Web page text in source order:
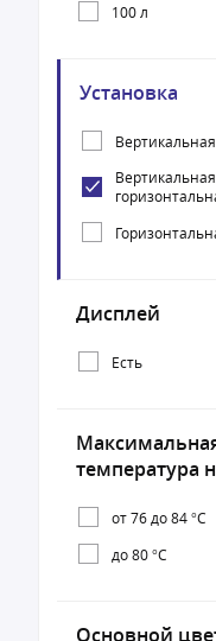
100 л
Установка
Вертикальная
Дисплей
Есть
температура
от 76 до 84 °С
до 80 °С
Основной